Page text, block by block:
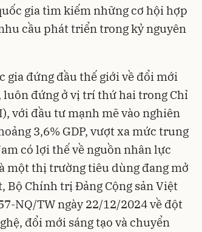
gia tìm kiếm những cơ hội hợp
cầu phát triển trong kỷ nguyên
đứng đầu thế giới về đổi mới
luôn đứng ở vị trí thứ hai trong Chỉ
với đầu tư mạnh mẽ vào nghiên
3,6% GDP, vượt xa mức trung
có lợi thế về nguồn nhân lực
một thị trường tiêu dùng đang mở
Bộ Chính trị Đảng Cộng sản Việt
NQ/TW ngày 22/12/2024 về đột
đổi mới sáng tạo và chuyển